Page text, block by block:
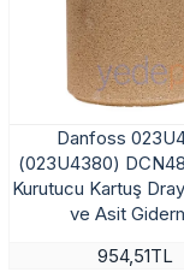
Danfoss
(023U4380)
Kurutucu Kartuş
ve Asit
954,51TL